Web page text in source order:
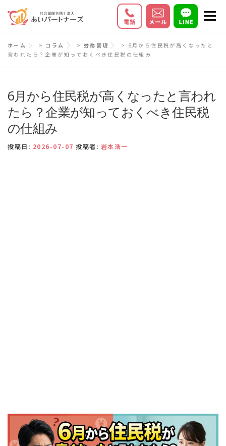
ン
ス
ッ
プ
メニ
初めての方へ サービス内容 料金
ホーム > コラム > 労務管理 > 6月から住民税が高くなったと
言われたら？企業が知っておくべき住民税の仕組み
6月から住民税が高くなったと言われ
たら？企業が知っておくべき住民税
の仕組み
投稿日: 2026-07-07 投稿者: 岩本浩一